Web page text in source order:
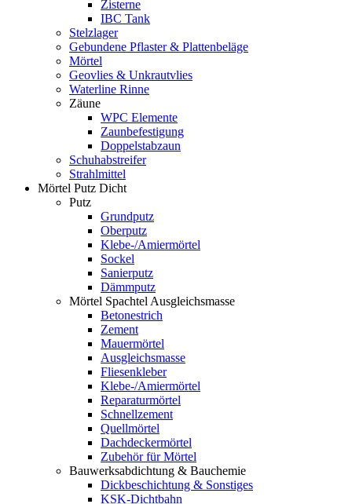
Zisterne
IBC Tank
Stelzlager
Gebundene Pflaster & Plattenbeläge
Mörtel
Geovlies & Unkrautvlies
Waterline Rinne
Zäune
WPC Elemente
Zaunbefestigung
Doppelstabzaun
Schuhabstreifer
Strahlmittel
Mörtel Putz Dicht
Putz
Grundputz
Oberputz
Klebe-/Amiermörtel
Sockel
Sanierputz
Dämmputz
Mörtel Spachtel Ausgleichsmasse
Betonestrich
Zement
Mauermörtel
Ausgleichsmasse
Fliesenkleber
Klebe-/Amiermörtel
Reparaturmörtel
Schnellzement
Quellmörtel
Dachdeckermörtel
Zubehör für Mörtel
Bauwerksabdichtung & Bauchemie
Dickbeschichtung & Sonstiges
KSK-Dichtbahn